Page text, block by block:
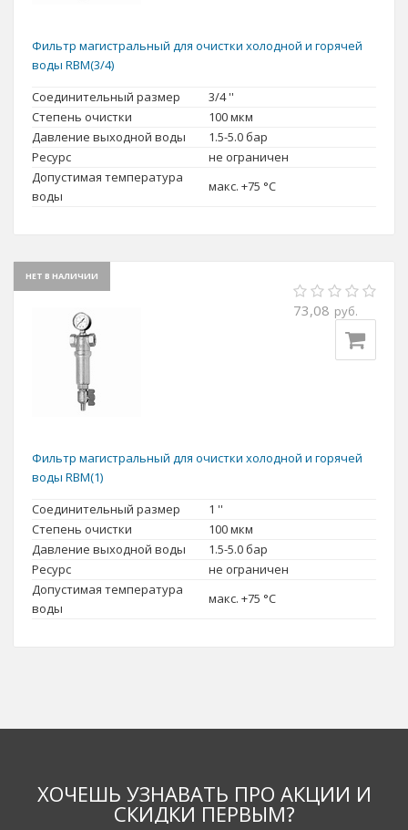
Фильтр магистральный для очистки холодной и горячей
воды RBM(3/4)
Соединительный размер
3/4 ''
Степень очистки
100 мкм
Давление выходной воды
1.5-5.0 бар
Ресурс
не ограничен
Допустимая температура
воды
макс. +75 °C
НЕТ В НАЛИЧИИ
73,08 руб.
Фильтр магистральный для очистки холодной и горячей
воды RBM(1)
Соединительный размер
1 ''
Степень очистки
100 мкм
Давление выходной воды
1.5-5.0 бар
Ресурс
не ограничен
Допустимая температура
воды
макс. +75 °C
ХОЧЕШЬ УЗНАВАТЬ ПРО АКЦИИ И
СКИДКИ ПЕРВЫМ?